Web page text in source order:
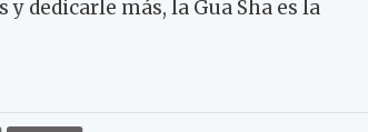
dedicarle más, la Gua Sha es la